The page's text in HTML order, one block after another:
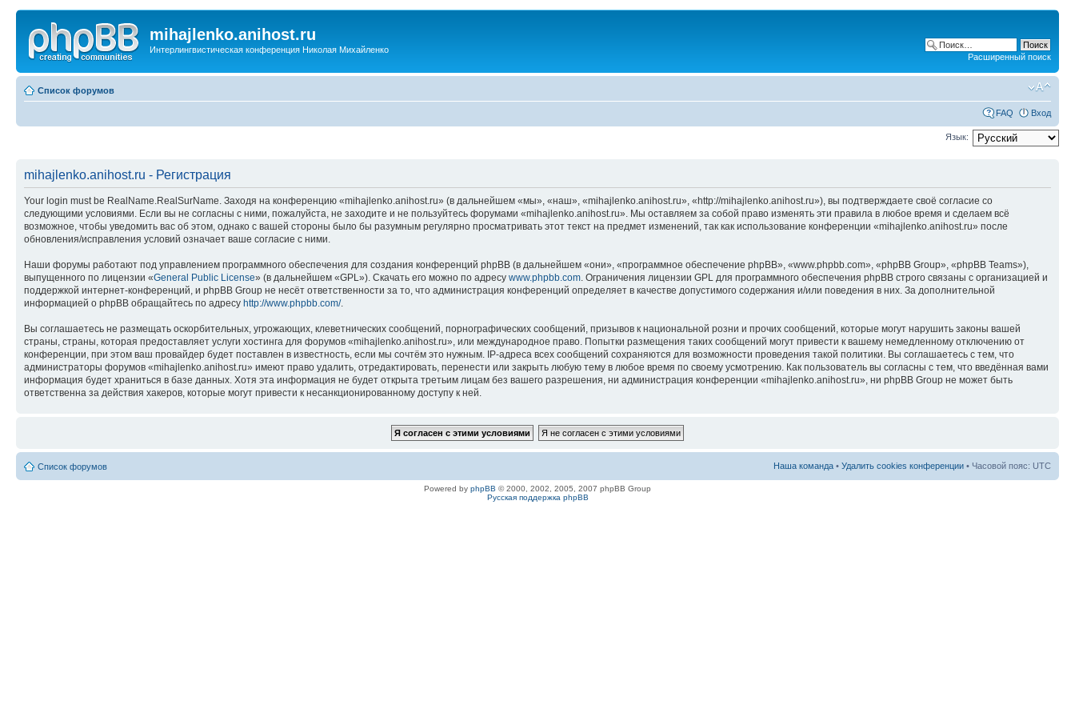
mihajlenko.anihost.ru
Интерлингвистическая конференция Николая Михайленко
Расширенный поиск
Список форумов
FAQ Вход
Язык:
mihajlenko.anihost.ru - Регистрация
Your login must be RealName.RealSurName. Заходя на конференцию «mihajlenko.anihost.ru» (в дальнейшем «мы», «наш», «mihajlenko.anihost.ru», «http://mihajlenko.anihost.ru»), вы подтверждаете своё согласие со
следующими условиями. Если вы не согласны с ними, пожалуйста, не заходите и не пользуйтесь форумами «mihajlenko.anihost.ru». Мы оставляем за собой право изменять эти правила в любое время и сделаем всё
возможное, чтобы уведомить вас об этом, однако с вашей стороны было бы разумным регулярно просматривать этот текст на предмет изменений, так как использование конференции «mihajlenko.anihost.ru» после
обновления/исправления условий означает ваше согласие с ними.
Наши форумы работают под управлением программного обеспечения для создания конференций phpBB (в дальнейшем «они», «программное обеспечение phpBB», «www.phpbb.com», «phpBB Group», «phpBB Teams»),
выпущенного по лицензии «General Public License» (в дальнейшем «GPL»). Скачать его можно по адресу www.phpbb.com. Ограничения лицензии GPL для программного обеспечения phpBB строго связаны с организацией и
поддержкой интернет-конференций, и phpBB Group не несёт ответственности за то, что администрация конференций определяет в качестве допустимого содержания и/или поведения в них. За дополнительной
информацией о phpBB обращайтесь по адресу http://www.phpbb.com/.
Вы соглашаетесь не размещать оскорбительных, угрожающих, клеветнических сообщений, порнографических сообщений, призывов к национальной розни и прочих сообщений, которые могут нарушить законы вашей
страны, страны, которая предоставляет услуги хостинга для форумов «mihajlenko.anihost.ru», или международное право. Попытки размещения таких сообщений могут привести к вашему немедленному отключению от
конференции, при этом ваш провайдер будет поставлен в известность, если мы сочтём это нужным. IP-адреса всех сообщений сохраняются для возможности проведения такой политики. Вы соглашаетесь с тем, что
администраторы форумов «mihajlenko.anihost.ru» имеют право удалить, отредактировать, перенести или закрыть любую тему в любое время по своему усмотрению. Как пользователь вы согласны с тем, что введённая вами
информация будет храниться в базе данных. Хотя эта информация не будет открыта третьим лицам без вашего разрешения, ни администрация конференции «mihajlenko.anihost.ru», ни phpBB Group не может быть
ответственна за действия хакеров, которые могут привести к несанкционированному доступу к ней.
Список форумов Наша команда • Удалить cookies конференции • Часовой пояс: UTC
Powered by phpBB © 2000, 2002, 2005, 2007 phpBB Group
Русская поддержка phpBB